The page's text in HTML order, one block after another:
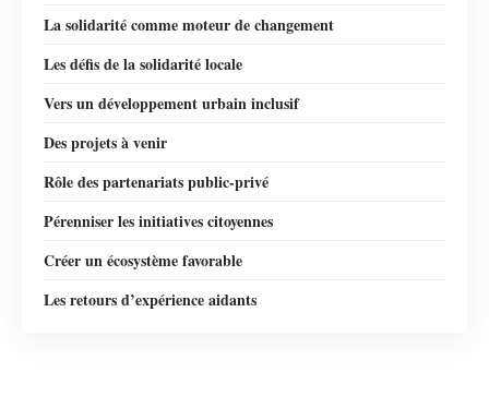
La solidarité comme moteur de changement
Les défis de la solidarité locale
Vers un développement urbain inclusif
Des projets à venir
Rôle des partenariats public-privé
Pérenniser les initiatives citoyennes
Créer un écosystème favorable
Les retours d’expérience aidants